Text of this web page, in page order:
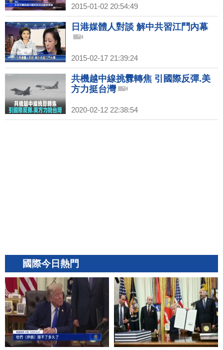
2015-01-02 20:54:49
日港媒體人對談 解中共習江鬥內幕
2015-02-17 21:39:24
共機越中線挑釁轉焦 引國際反彈.美
方力挺台灣
2020-02-12 22:38:54
國際今日熱門